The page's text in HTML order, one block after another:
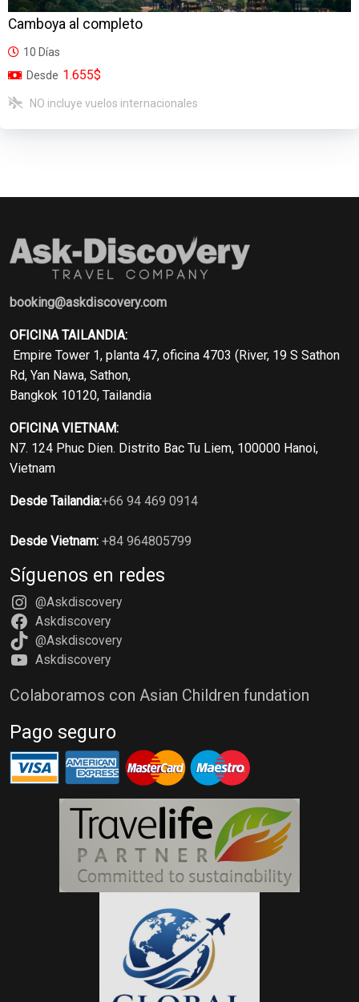
Camboya al completo
10 Días
Desde 1.655$
NO incluye vuelos internacionales
booking@askdiscovery.com
OFICINA TAILANDIA:
Empire Tower 1, planta 47, oficina 4703 (River, 19 S Sathon
Rd, Yan Nawa, Sathon,
Bangkok 10120, Tailandia
OFICINA VIETNAM:
N7. 124 Phuc Dien. Distrito Bac Tu Liem, 100000 Hanoi,
Vietnam
Desde Tailandia:+66 94 469 0914
Desde Vietnam: +84 964805799
Síguenos en redes
@Askdiscovery
Askdiscovery
@Askdiscovery
Askdiscovery
Colaboramos con Asian Children fundation
Pago seguro